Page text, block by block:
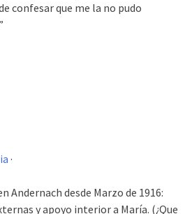
confesar que me la no pudo
·
Andernach desde Marzo de 1916:
y apoyo interior a María. (¿Que